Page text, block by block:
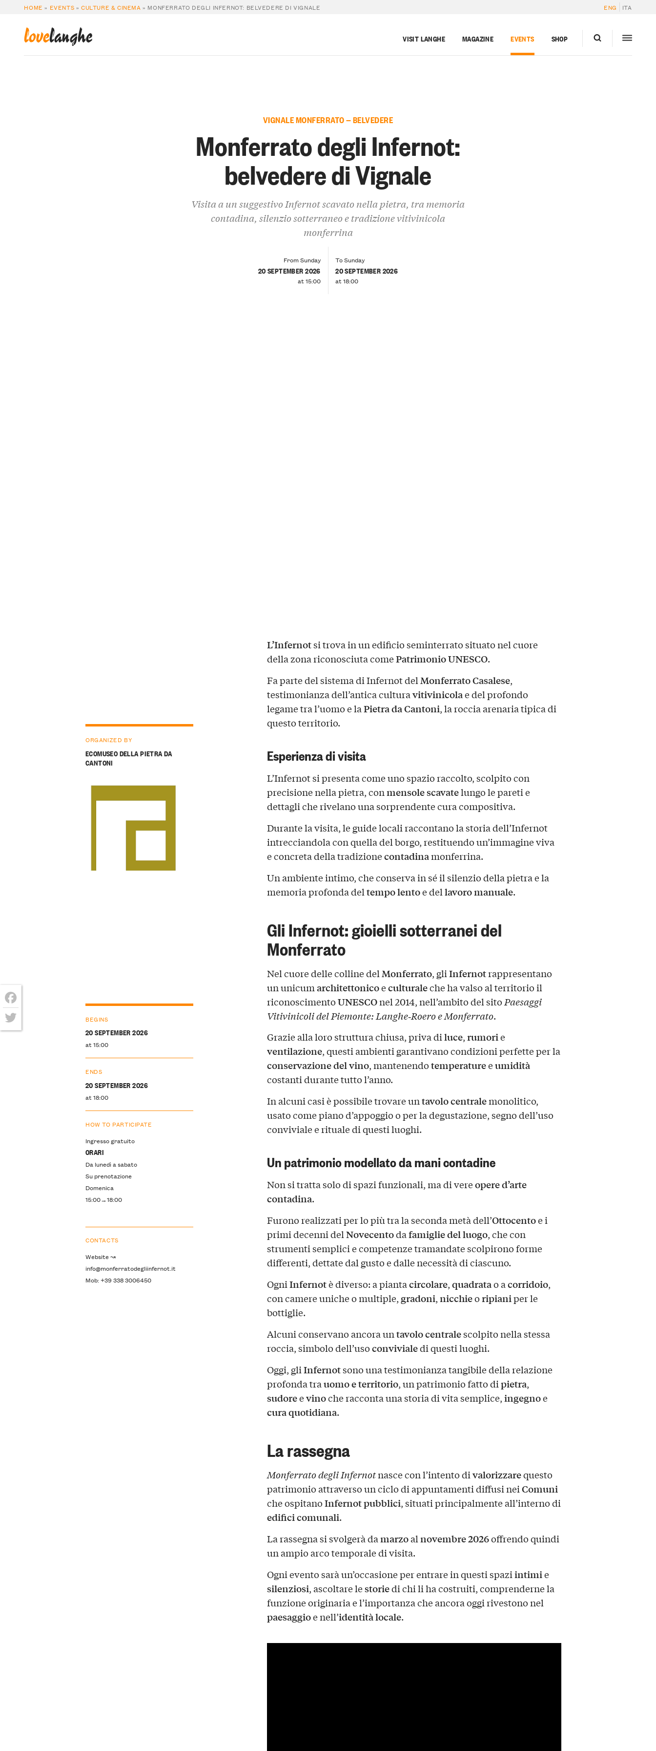
HOME » EVENTS »CULTURE & CINEMA » MONFERRATO DEGLI INFERNOT: BELVEDERE DI VIGNALE ENG ITA
lovelanghe VISIT LANGHE MAGAZINE EVENTS SHOP
VIGNALE MONFERRATO — BELVEDERE
Monferrato degli Infernot:
belvedere di Vignale
Visita a un suggestivo Infernot scavato nella pietra, tra memoria
contadina, silenzio sotterraneo e tradizione vitivinicola
monferrina
From Sunday
20 SEPTEMBER 2026
at 15:00
To Sunday
20 SEPTEMBER 2026
at 18:00
L’Infernotsi trova in un edificio seminterrato situato nel cuore
della zona riconosciuta comePatrimonio UNESCO.
Fa parte del sistema di Infernot delMonferrato Casalese,
testimonianza dell’antica culturavitivinicolae del profondo
legame tra l’uomo e laPietra da Cantoni, la roccia arenaria tipica di
questo territorio.
Esperienza di visita
L’Infernot si presenta come uno spazio raccolto, scolpito con
precisione nella pietra, conmensole scavatelungo le pareti e
dettagli che rivelano una sorprendente cura compositiva.
Durante la visita, le guide locali raccontano la storia dell’Infernot
intrecciandola con quella del borgo, restituendo un’immagine viva
e concreta della tradizionecontadinamonferrina.
Un ambiente intimo, che conserva in sé il silenzio della pietra e la
memoria profonda deltempo lentoe dellavoro manuale.
Gli Infernot: gioielli sotterranei del
Monferrato
Nel cuore delle colline del Monferrato, gliInfernotrappresentano
un unicumarchitettonicoeculturaleche ha valso al territorio il
riconoscimentoUNESCOnel 2014, nell’ambito del sito Paesaggi
Vitivinicoli del Piemonte: Langhe‑Roero e Monferrato.
Grazie alla loro struttura chiusa, priva diluce,rumorie
ventilazione, questi ambienti garantivano condizioni perfette per la
conservazione del vino, mantenendotemperatureeumidità
costanti durante tutto l’anno.
In alcuni casi è possibile trovare untavolo centralemonolitico,
usato come piano d’appoggio o per la degustazione, segno dell’uso
conviviale e rituale di questi luoghi.
Un patrimonio modellato da mani contadine
Non si tratta solo di spazi funzionali, ma di vereopere d’arte
contadina.
Furono realizzati per lo più tra la seconda metà dell’Ottocentoe i
primi decenni delNovecentodafamiglie del luogo, che con
strumenti semplici e competenze tramandate scolpirono forme
differenti, dettate dal gusto e dalle necessità di ciascuno.
OgniInfernotè diverso: a piantacircolare,quadratao acorridoio,
con camere uniche o multiple, gradoni,nicchieoripianiper le
bottiglie.
Alcuni conservano ancora untavolo centralescolpito nella stessa
roccia, simbolo dell’usoconvivialedi questi luoghi.
Oggi, gliInfernotsono una testimonianza tangibile della relazione
profonda trauomo e territorio, un patrimonio fatto dipietra,
sudoreevinoche racconta una storia di vita semplice,ingegnoe
cura quotidiana.
La rassegna
Monferrato degli Infernotnasce con l’intento divalorizzarequesto
patrimonio attraverso un ciclo di appuntamenti diffusi neiComuni
che ospitanoInfernot pubblici, situati principalmente all’interno di
edifici comunali.
La rassegna si svolgerà damarzoalnovembre 2026offrendo quindi
un ampio arco temporale di visita.
Ogni evento sarà un’occasione per entrare in questi spaziintimie
silenziosi, ascoltare lestoriedi chi li ha costruiti, comprenderne la
funzione originaria e l’importanza che ancora oggi rivestono nel
paesaggioe nell’identità locale.
ORGANIZED BY
ECOMUSEO DELLA PIETRA DA
CANTONI
BEGINS
20 SEPTEMBER 2026
at 15:00
ENDS
20 SEPTEMBER 2026
at 18:00
HOW TO PARTICIPATE
Ingresso gratuito
ORARI
Da lunedì a sabato
Su prenotazione
Domenica
15:00→18:00
CONTACTS
Website ↝
info@monferratodegliinfernot.it
Mob: +39 338 3006450
Facebook
Twitter